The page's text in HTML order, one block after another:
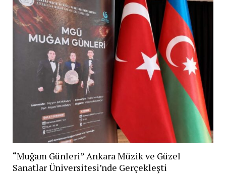
“Muğam Günleri” Ankara Müzik ve Güzel
Sanatlar Üniversitesi’nde Gerçekleşti